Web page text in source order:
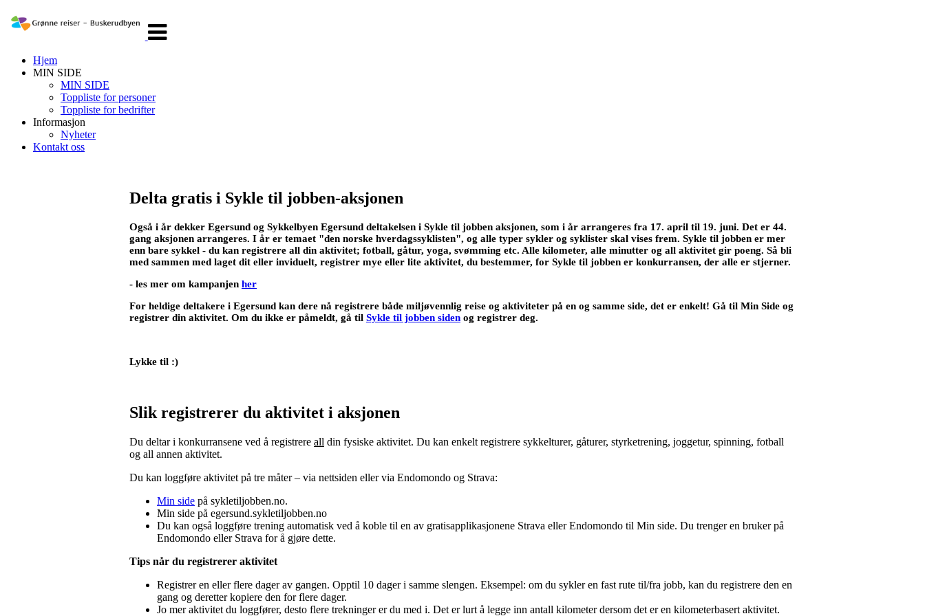
navigasjon
Hjem
MIN SIDE
MIN SIDE
Toppliste for personer
Toppliste for bedrifter
Informasjon
Nyheter
Kontakt oss
Delta gratis i Sykle til jobben-aksjonen
Også i år dekker Egersund og Sykkelbyen Egersund deltakelsen i Sykle til jobben aksjonen, som i år arrangeres fra 17. april til 19. juni. Det er 44.
gang aksjonen arrangeres. I år er temaet "den norske hverdagssyklisten", og alle typer sykler og syklister skal vises frem. Sykle til jobben er mer
enn bare sykkel - du kan registrere all din aktivitet; fotball, gåtur, yoga, svømming etc. Alle kilometer, alle minutter og all aktivitet gir poeng. Så bli
med sammen med laget dit eller inviduelt, registrer mye eller lite aktivitet, du bestemmer, for Sykle til jobben er konkurransen, der alle er stjerner.
- les mer om kampanjen her
For heldige deltakere i Egersund kan dere nå registrere både miljøvennlig reise og aktiviteter på en og samme side, det er enkelt! Gå til Min Side og
registrer din aktivitet. Om du ikke er påmeldt, gå til Sykle til jobben siden og registrer deg.
Lykke til :)
Slik registrerer du aktivitet i aksjonen
Du deltar i konkurransene ved å registrere all din fysiske aktivitet. Du kan enkelt registrere sykkelturer, gåturer, styrketrening, joggetur, spinning, fotball
og all annen aktivitet.
Du kan loggføre aktivitet på tre måter – via nettsiden eller via Endomondo og Strava:
Min side på sykletiljobben.no.
Min side på egersund.sykletiljobben.no
Du kan også loggføre trening automatisk ved å koble til en av gratisapplikasjonene Strava eller Endomondo til Min side. Du trenger en bruker på
Endomondo eller Strava for å gjøre dette.
Tips når du registrerer aktivitet
Registrer en eller flere dager av gangen. Opptil 10 dager i samme slengen. Eksempel: om du sykler en fast rute til/fra jobb, kan du registrere den en
gang og deretter kopiere den for flere dager.
Jo mer aktivitet du loggfører, desto flere trekninger er du med i. Det er lurt å legge inn antall kilometer dersom det er en kilometerbasert aktivitet.